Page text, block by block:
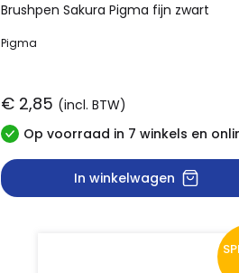
Brushpen Sakura Pigma fijn zwart
Pigma
€ 2,85 (incl. BTW)
Op voorraad in 7 winkels en
In winkelwagen